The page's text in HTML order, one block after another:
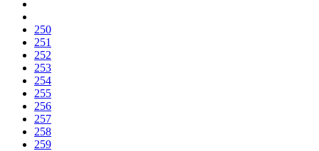
250
251
252
253
254
255
256
257
258
259